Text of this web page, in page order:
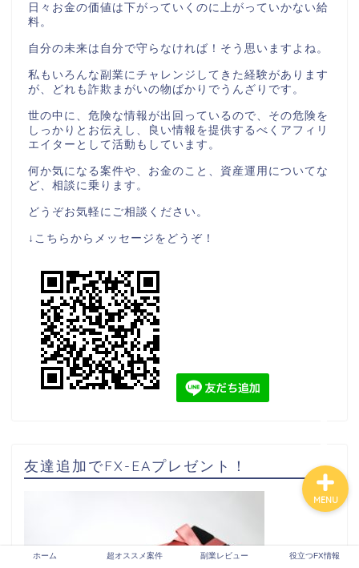
日々お金の価値は下がっていくのに上がっていかない給
料。
自分の未来は自分で守らなければ！そう思いますよね。
私もいろんな副業にチャレンジしてきた経験があります
が、どれも詐欺まがいの物ばかりでうんざりです。
世の中に、危険な情報が出回っているので、その危険を
しっかりとお伝えし、良い情報を提供するべくアフィリ
エイターとして活動もしています。
何か気になる案件や、お金のこと、資産運用についてな
ど、相談に乗ります。
どうぞお気軽にご相談ください。
↓こちらからメッセージをどうぞ！
友達追加でFX-EAプレゼント！
ホーム 超オススメ案件 副業レビュー 役立つFX情報
MENU